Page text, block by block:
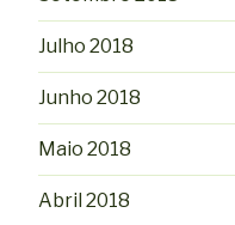
Julho 2018
Junho 2018
Maio 2018
Abril 2018